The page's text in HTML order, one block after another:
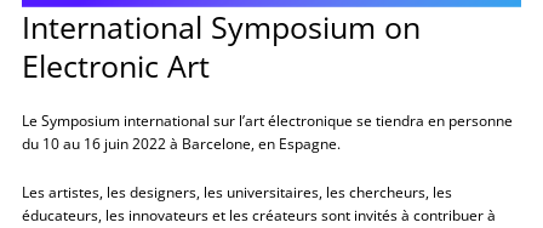
International Symposium on
Electronic Art
Le Symposium international sur l’art électronique se tiendra en personne
du 10 au 16 juin 2022 à Barcelone, en Espagne.
Les artistes, les designers, les universitaires, les chercheurs, les
éducateurs, les innovateurs et les créateurs sont invités à contribuer à